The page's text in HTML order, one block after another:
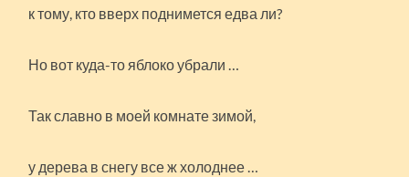
к тому, кто вверх поднимется едва ли?
Но вот куда-то яблоко убрали …
Так славно в моей комнате зимой,
у дерева в снегу все ж холоднее …